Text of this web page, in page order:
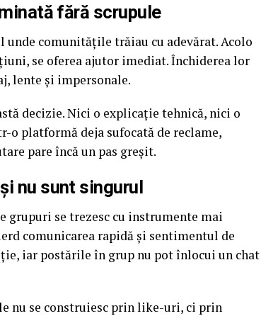
fără scrupule
unde comunitățile trăiau cu adevărat. Acolo
se oferea ajutor imediat. Închiderea lor
lente și impersonale.
decizie. Nici o explicație tehnică, nici o
o platformă deja sufocată de reclame,
pare încă un pas greșit.
nu sunt singurul
se trezesc cu instrumente mai
comunicarea rapidă și sentimentul de
iar postările în grup nu pot înlocui un chat
nu se construiesc prin like-uri, ci prin